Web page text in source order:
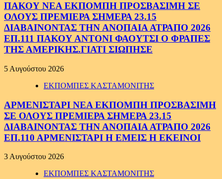
ΠΑΚΟΥ ΝΕΑ ΕΚΠΟΜΠΗ ΠΡΟΣΒΑΣΙΜΗ ΣΕ
ΟΛΟΥΣ ΠΡΕΜΙΕΡΑ ΣΗΜΕΡΑ 23.15
ΔΙΑΒΑΙΝΟΝΤΑΣ ΤΗΝ ΑΝΟΠΑΙΑ ΑΤΡΑΠΟ 2026
ΕΠ.111 ΠΑΚΟΥ ΑΝΤΟΝΙ ΦΑΟΥΤΣΙ Ο ΦΡΑΠΕΣ
ΤΗΣ ΑΜΕΡΙΚΗΣ.ΓΙΑΤΙ ΣΙΩΠΗΣΕ
5 Αυγούστου 2026
ΕΚΠΟΜΠΕΣ ΚΑΣΤΑΜΟΝΙΤΗΣ
ΑΡΜΕΝΙΣΤΑΡΙ ΝΕΑ ΕΚΠΟΜΠΗ ΠΡΟΣΒΑΣΙΜΗ
ΣΕ ΟΛΟΥΣ ΠΡΕΜΙΕΡΑ ΣΗΜΕΡΑ 23.15
ΔΙΑΒΑΙΝΟΝΤΑΣ ΤΗΝ ΑΝΟΠΑΙΑ ΑΤΡΑΠΟ 2026
ΕΠ.110 ΑΡΜΕΝΙΣΤΑΡΙ Η ΕΜΕΙΣ Η ΕΚΕΙΝΟΙ
3 Αυγούστου 2026
ΕΚΠΟΜΠΕΣ ΚΑΣΤΑΜΟΝΙΤΗΣ